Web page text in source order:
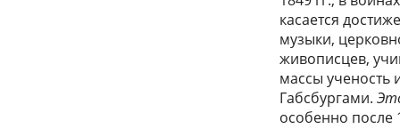
касается
музыки,
живописцев,
массы ученость
Габсбургами.
особенно после